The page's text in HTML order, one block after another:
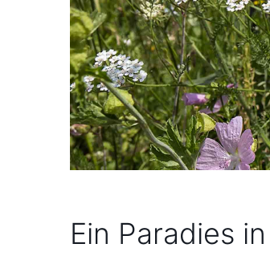
Ein Paradies